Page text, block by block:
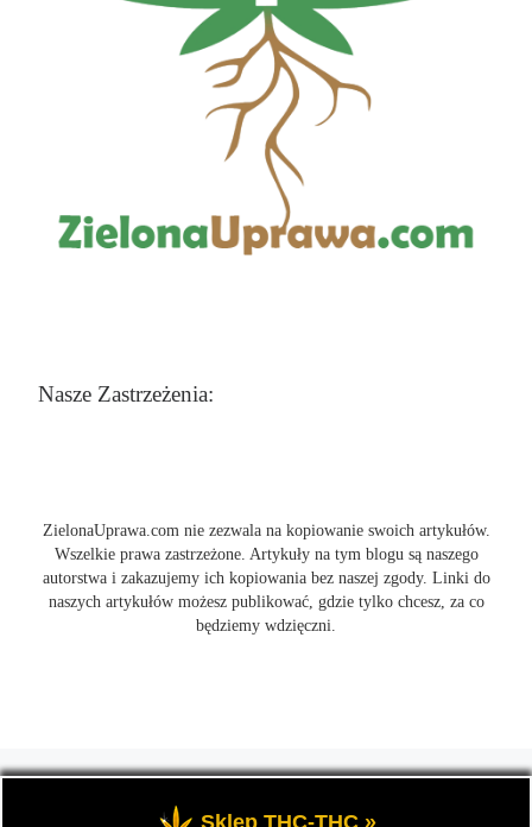
Nasze Zastrzeżenia:
ZielonaUprawa.com nie zezwala na kopiowanie swoich artykułów.
Wszelkie prawa zastrzeżone. Artykuły na tym blogu są naszego
autorstwa i zakazujemy ich kopiowania bez naszej zgody. Linki do
naszych artykułów możesz publikować, gdzie tylko chcesz, za co
będziemy wdzięczni.
wszystko o uprawie i hodowli marihunay, roślin konopi indoor
Sklep THC-THC »